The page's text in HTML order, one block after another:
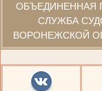
ОБЪЕДИНЕННАЯ
СЛУЖБА
ВОРОНЕЖСКОЙ